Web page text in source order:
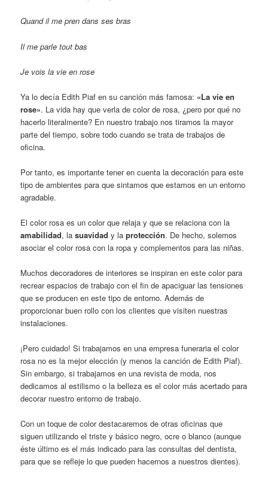
Quand il me pren dans ses bras
Il me parle tout bas
Je vois la vie en rose
Ya lo decía Edith Piaf en su canción más famosa: «La vie en
rose». La vida hay que verla de color de rosa, ¿pero por qué no
hacerlo literalmente? En nuestro trabajo nos tiramos la mayor
parte del tiempo, sobre todo cuando se trata de trabajos de
oficina.
Por tanto, es importante tener en cuenta la decoración para este
tipo de ambientes para que sintamos que estamos en un entorno
agradable.
El color rosa es un color que relaja y que se relaciona con la
amabilidad, lasuavidad y laprotección. De hecho, solemos
asociar el color rosa con la ropa y complementos para las niñas.
Muchos decoradores de interiores se inspiran en este color para
recrear espacios de trabajo con el fin de apaciguar las tensiones
que se producen en este tipo de entorno. Además de
proporcionar buen rollo con los clientes que visiten nuestras
instalaciones.
¡Pero cuidado! Si trabajamos en una empresa funeraria el color
rosa no es la mejor elección (y menos la canción de Edith Piaf).
Sin embargo, si trabajamos en una revista de moda, nos
dedicamos al estilismo o la belleza es el color más acertado para
decorar nuestro entorno de trabajo.
Con un toque de color destacaremos de otras oficinas que
siguen utilizando el triste y básico negro, ocre o blanco (aunque
éste último es el más indicado para las consultas del dentista,
para que se refleje lo que pueden hacernos a nuestros dientes).